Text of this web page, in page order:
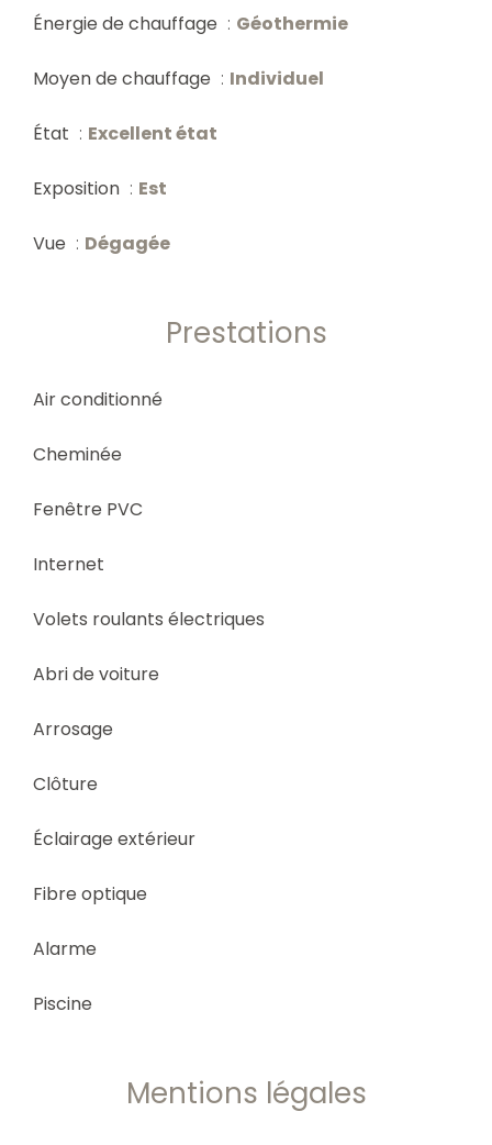
Énergie de chauffage Géothermie
Moyen de chauffage Individuel
État Excellent état
Exposition Est
Vue Dégagée
Prestations
Air conditionné
Cheminée
Fenêtre PVC
Internet
Volets roulants électriques
Abri de voiture
Arrosage
Clôture
Éclairage extérieur
Fibre optique
Alarme
Piscine
Mentions légales